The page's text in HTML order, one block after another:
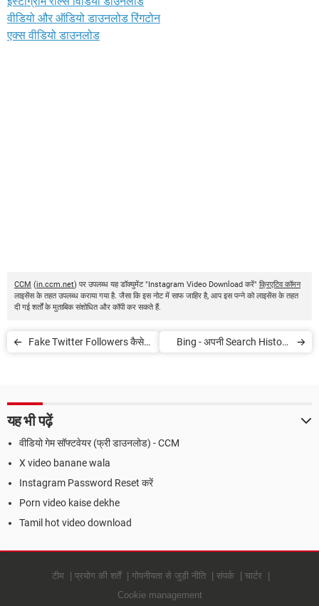
वीडियो और ऑडियो डाउनलोड रिंगटोन
एक्स वीडियो डाउनलोड
CCM (in.ccm.net) पर उपलब्ध यह डॉक्युमेंट "Instagram Video Download करें" क्रिएटिव कॉमन
लाइसेंस के तहत उपलब्ध कराया गया है. जैसा कि इस नोट में साफ जाहिर है, आप इस पन्ने को लाइसेंस के तहत
दी गई शर्तों के मुताबिक संशोधित और कॉपी कर सकते हैं.
Fake Twitter Followers कैसे
Bing - अपनी Search History
यह भी पढ़ें
वीडियो गेम सॉफ्टवेयर (फ्री डाउनलोड) - CCM
X video banane wala
Instagram Password Reset करें
Porn video kaise dekhe
Tamil hot video download
टीम प्रयोग की शर्तें गोपनीयता से जुड़ी नीति संपर्क
चार्टर
Cookie management